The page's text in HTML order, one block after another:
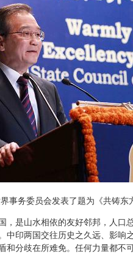
务委员会发表了题为《共铸东
是山水相依的友好邻邦，人口
中印两国交往历史之久远、影
分歧在所难免。任何力量都不